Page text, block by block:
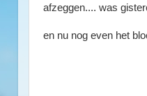
afzeggen.... was
en nu nog even het